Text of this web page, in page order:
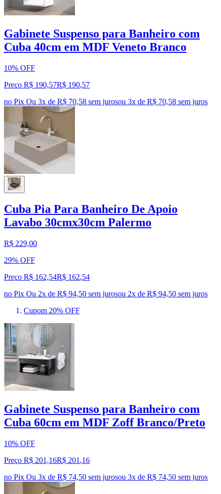
Gabinete Suspenso para Banheiro com
Cuba 40cm em MDF Veneto Branco
10% OFF
Preço R$ 190,57R$ 190,57
no Pix Ou 3x de R$ 70,58 sem jurosou 3x de R$ 70,58 sem juros
Cuba Pia Para Banheiro De Apoio
Lavabo 30cmx30cm Palermo
R$ 229,00
29% OFF
Preço R$ 162,54R$ 162,54
no Pix Ou 2x de R$ 94,50 sem jurosou 2x de R$ 94,50 sem juros
Cupom 20% OFF
Gabinete Suspenso para Banheiro com
Cuba 60cm em MDF Zoff Branco/Preto
10% OFF
Preço R$ 201,16R$ 201 ,16
no Pix Ou 3x de R$ 74,50 sem jurosou 3x de R$ 74,50 sem juros